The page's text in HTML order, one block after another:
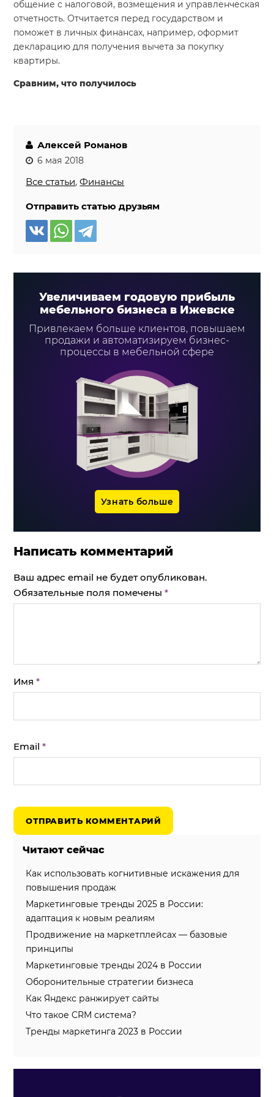
общение с налоговой, возмещения и управленческая
отчетность. Отчитается перед государством и
поможет в личных финансах, например, оформит
декларацию для получения вычета за покупку
квартиры.
Сравним, что получилось
Алексей Романов
6 мая 2018
Все статьи,Финансы
Отправить статью друзьям
Увеличиваем годовую прибыль
мебельного бизнеса в Ижевске
Привлекаем больше клиентов, повышаем
продажи и автоматизируем бизнес-
процессы в мебельной сфере
Узнать больше
Написать комментарий
Ваш адрес email не будет опубликован.
Обязательные поля помечены*
Имя*
Email*
Читают сейчас
Как использовать когнитивные искажения для
повышения продаж
Маркетинговые тренды 2025 в России:
адаптация к новым реалиям
Продвижение на маркетплейсах — базовые
принципы
Маркетинговые тренды 2024 в России
Оборонительные стратегии бизнеса
Как Яндекс ранжирует сайты
Что такое CRM система?
Тренды маркетинга 2023 в России